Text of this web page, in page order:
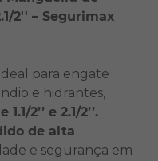
2'' – Segurimax
para engate
e hidrantes,
2’’ e 2.1/2’’.
de alta
e segurança em